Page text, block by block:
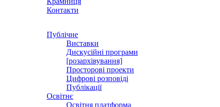
Контакти
Публічне
Виставки
Дискусійні програми
[розархівування]
Просторові проекти
Цифрові розповіді
Публікації
Освітнє
Освітня платформа